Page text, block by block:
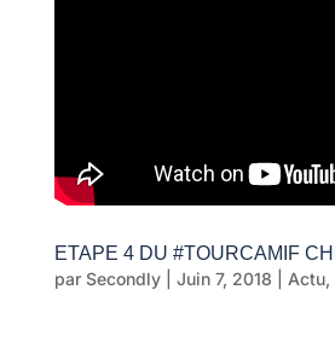
ETAPE 4 DU #TOURCAMIF
par Secondly| Juin 7, 2018 Actu,